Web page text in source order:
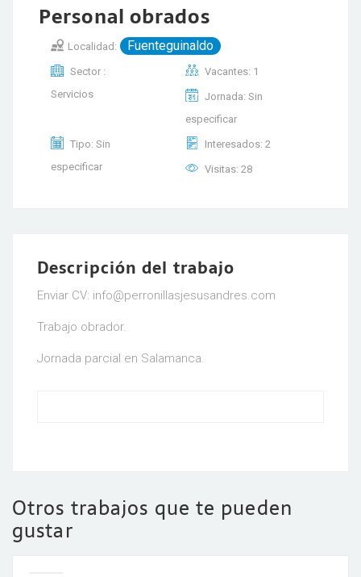
Personal obrados
Localidad: Fuenteguinaldo
Sector :
Servicios
Vacantes: 1
Jornada: Sin
especificar
Tipo: Sin
especificar
Interesados: 2
Visitas: 28
Descripción del trabajo
Enviar CV: info@perronillasjesusandres.com
Trabajo obrador.
Jornada parcial en Salamanca.
Otros trabajos que te pueden
gustar